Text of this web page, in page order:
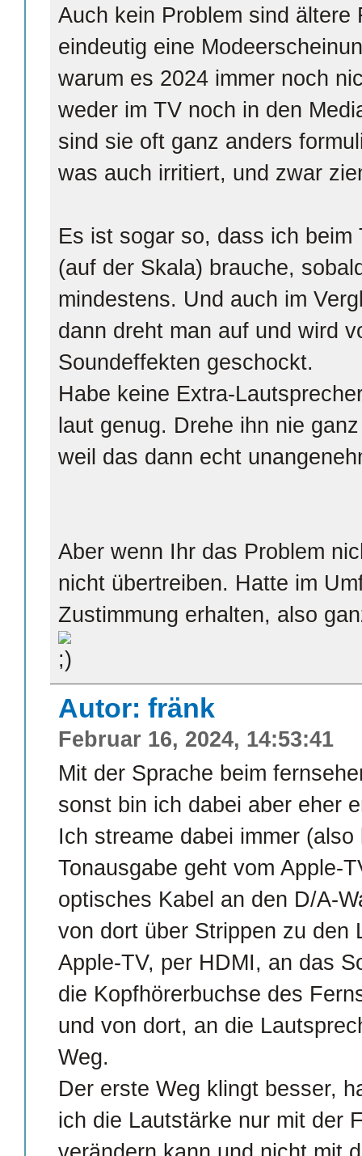
Auch kein Problem sind ältere
eindeutig eine
warum es 2024 immer noch
weder im TV noch in den
sind sie oft ganz anders
was auch irritiert, und zwar
Es ist sogar so, dass ich
(auf der Skala) brauche,
mindestens. Und auch im
dann dreht man auf und wird
Soundeffekten geschockt.
Habe keine Extra-
laut genug. Drehe ihn nie
weil das dann echt
Aber wenn Ihr das Problem
nicht übertreiben. Hatte im
Zustimmung erhalten, also
Autor: fränk
Februar 16, 2024, 14:53:41
Mit der Sprache beim
sonst bin ich dabei aber eher
Ich streame dabei immer
Tonausgabe geht vom Apple-
optisches Kabel an den D/A-
von dort über Strippen zu den
Apple-TV, per HDMI, an das
die Kopfhörerbuchse des
und von dort, an die
Weg.
Der erste Weg klingt besser,
ich die Lautstärke nur mit der